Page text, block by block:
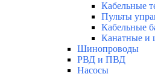
Кабельные
Пульты
Кабельные
Канатные и
Шинопроводы
РВД и ПВД
Насосы